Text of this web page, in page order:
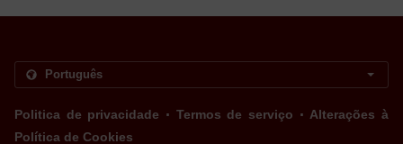
Politica de privacidade . Termos de serviço . Alterações à
Política de Cookies